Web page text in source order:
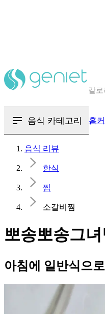
혈
음식 카테고리 홈
음식 리뷰
한식
찜
소갈비찜
뽀송뽀송그
아침에 일반식으